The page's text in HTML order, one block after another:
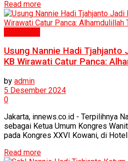
Read more
Usung Nannie Hadi Tjahjanto
KB Wirawati Catur Panca:
by admin
5 Desember 2024
0
Jakarta, innews.co.id - Terpilihnya
sebagai Ketua Umum Kongres
pada Kongres XXVI Kowani, di Hotel
Read more